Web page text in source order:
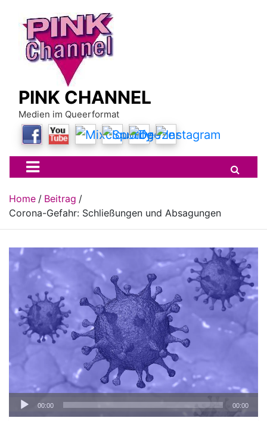
content
PINK CHANNEL
Medien im Queerformat
Home
Beitrag
Corona-Gefahr: Schließungen und Absagungen
Audio-
Player
00:00 00:00